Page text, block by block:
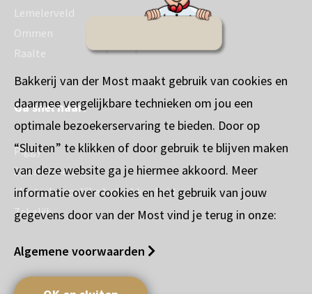
Lemelerveld
Ommen
Raalte
Ga snel naar:
Piggy
Sponsorbeleid
Maatschappelijke betrokkenheid
Zakelijk
Bakkerij van der Most maakt gebruik van cookies en
daarmee vergelijkbare technieken om jou een
optimale bezoekerservaring te bieden. Door op
“Sluiten” te klikken of door gebruik te blijven maken
van deze website ga je hiermee akkoord. Meer
informatie over cookies en het gebruik van jouw
gegevens door van der Most vind je terug in onze:
Algemene voorwaarden